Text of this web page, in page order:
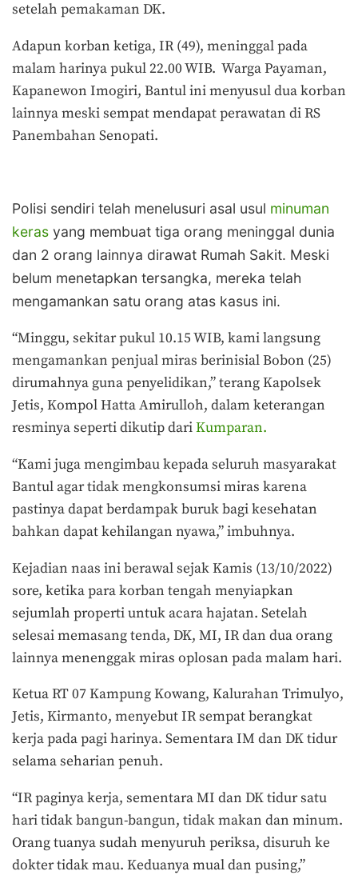
setelah pemakaman DK.
Adapun korban ketiga, IR (49), meninggal pada
malam harinya pukul 22.00 WIB. Warga Payaman,
Kapanewon Imogiri, Bantul ini menyusul dua korban
lainnya meski sempat mendapat perawatan di RS
Panembahan Senopati.
Polisi sendiri telah menelusuri asal usul minuman
keras yang membuat tiga orang meninggal dunia
dan 2 orang lainnya dirawat Rumah Sakit. Meski
belum menetapkan tersangka, mereka telah
mengamankan satu orang atas kasus ini.
“Minggu, sekitar pukul 10.15 WIB, kami langsung
mengamankan penjual miras berinisial Bobon (25)
dirumahnya guna penyelidikan,” terang Kapolsek
Jetis, Kompol Hatta Amirulloh, dalam keterangan
resminya seperti dikutip dariKumparan.
“Kami juga mengimbau kepada seluruh masyarakat
Bantul agar tidak mengkonsumsi miras karena
pastinya dapat berdampak buruk bagi kesehatan
bahkan dapat kehilangan nyawa,” imbuhnya.
Kejadian naas ini berawal sejak Kamis (13/10/2022)
sore, ketika para korban tengah menyiapkan
sejumlah properti untuk acara hajatan. Setelah
selesai memasang tenda, DK, MI, IR dan dua orang
lainnya menenggak miras oplosan pada malam hari.
Ketua RT 07 Kampung Kowang, Kalurahan Trimulyo,
Jetis, Kirmanto, menyebut IR sempat berangkat
kerja pada pagi harinya. Sementara IM dan DK tidur
selama seharian penuh.
“IR paginya kerja, sementara MI dan DK tidur satu
hari tidak bangun-bangun, tidak makan dan minum.
Orang tuanya sudah menyuruh periksa, disuruh ke
dokter tidak mau. Keduanya mual dan pusing,”